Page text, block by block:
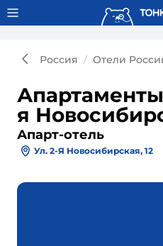
Тонкости используют
Россия Отели
я
Апарт-отель
Ул. 2-Я Новосибирская, 12